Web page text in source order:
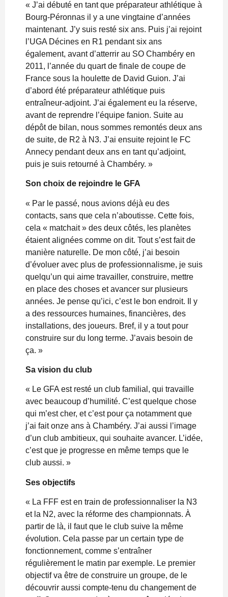
« J’ai débuté en tant que préparateur athlétique à
Bourg-Péronnas il y a une vingtaine d’années
maintenant. J’y suis resté six ans. Puis j’ai rejoint
l’UGA Décines en R1 pendant six ans
également, avant d’atterrir au SO Chambéry en
2011, l’année du quart de finale de coupe de
France sous la houlette de David Guion. J’ai
d’abord été préparateur athlétique puis
entraîneur-adjoint. J’ai également eu la réserve,
avant de reprendre l’équipe fanion. Suite au
dépôt de bilan, nous sommes remontés deux ans
de suite, de R2 à N3. J’ai ensuite rejoint le FC
Annecy pendant deux ans en tant qu’adjoint,
puis je suis retourné à Chambéry. »
Son choix de rejoindre le GFA
« Par le passé, nous avions déjà eu des
contacts, sans que cela n’aboutisse. Cette fois,
cela « matchait » des deux côtés, les planètes
étaient alignées comme on dit. Tout s’est fait de
manière naturelle. De mon côté, j’ai besoin
d’évoluer avec plus de professionnalisme, je suis
quelqu’un qui aime travailler, construire, mettre
en place des choses et avancer sur plusieurs
années. Je pense qu’ici, c’est le bon endroit. Il y
a des ressources humaines, financières, des
installations, des joueurs. Bref, il y a tout pour
construire sur du long terme. J’avais besoin de
ça. »
Sa vision du club
« Le GFA est resté un club familial, qui travaille
avec beaucoup d’humilité. C’est quelque chose
qui m’est cher, et c’est pour ça notamment que
j’ai fait onze ans à Chambéry. J’ai aussi l’image
d’un club ambitieux, qui souhaite avancer. L’idée,
c’est que je progresse en même temps que le
club aussi. »
Ses objectifs
« La FFF est en train de professionnaliser la N3
et la N2, avec la réforme des championnats. À
partir de là, il faut que le club suive la même
évolution. Cela passe par un certain type de
fonctionnement, comme s’entraîner
régulièrement le matin par exemple. Le premier
objectif va être de construire un groupe, de le
découvrir aussi compte-tenu du changement de